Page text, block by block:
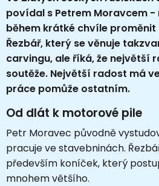
povídal s Petrem Moravcem -
během krátké chvíle proměnit
Řezbář, který se věnuje
carvingu, ale říká, že největší
soutěže. Největší radost má
práce pomůže ostatním.
Od dlát k motorové pile
Petr Moravec původně
pracuje ve stavebninách.
především koníček, který
mnohem většího.